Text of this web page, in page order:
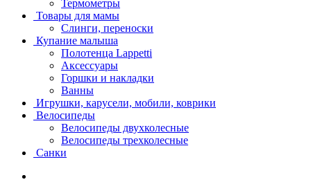
Термометры
Товары для мамы
Слинги, переноски
Купание малыша
Полотенца Lappetti
Аксессуары
Горшки и накладки
Ванны
Игрушки, карусели, мобили, коврики
Велосипеды
Велосипеды двухколесные
Велосипеды трехколесные
Санки